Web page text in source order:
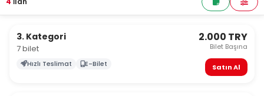
3. Kategori
7 bilet
2.000 TRY
Bilet Başına
Hızlı Teslimat
E-Bilet Satın Al